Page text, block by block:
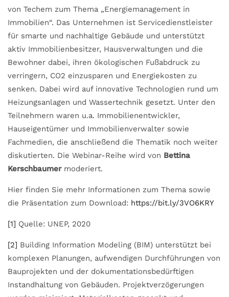
von Techem zum Thema „Energiemanagement in
Immobilien“. Das Unternehmen ist Servicedienstleister
für smarte und nachhaltige Gebäude und unterstützt
aktiv Immobilienbesitzer, Hausverwaltungen und die
Bewohner dabei, ihren ökologischen Fußabdruck zu
verringern, CO2 einzusparen und Energiekosten zu
senken. Dabei wird auf innovative Technologien rund um
Heizungsanlagen und Wassertechnik gesetzt. Unter den
Teilnehmern waren u.a. Immobilienentwickler,
Hauseigentümer und Immobilienverwalter sowie
Fachmedien, die anschließend die Thematik noch weiter
diskutierten. Die Webinar-Reihe wird von Bettina
Kerschbaumer moderiert.
Hier finden Sie mehr Informationen zum Thema sowie
die Präsentation zum Download: https://bit.ly/3VO6KRY
[1] Quelle: UNEP, 2020
[2] Building Information Modeling (BIM) unterstützt bei
komplexen Planungen, aufwendigen Durchführungen von
Bauprojekten und der dokumentationsbedürftigen
Instandhaltung von Gebäuden. Projektverzögerungen